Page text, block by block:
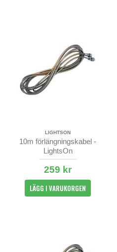
LIGHTSON
10m förlängningskabel -
LightsOn
259 kr
LÄGG I VARUKORGEN